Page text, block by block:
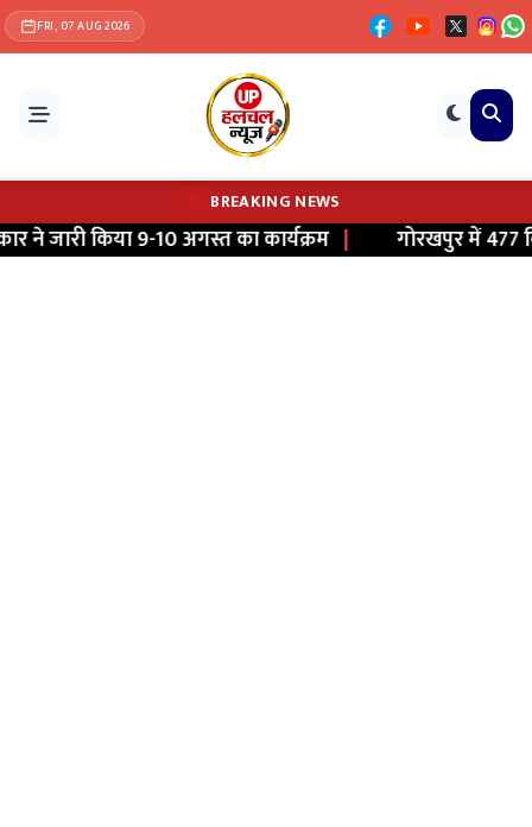
FRI, 07 AUG 2026
BREAKING NEWS
जारी किया 9-10 अगस्त का कार्यक्रम | गोरखपुर में 477